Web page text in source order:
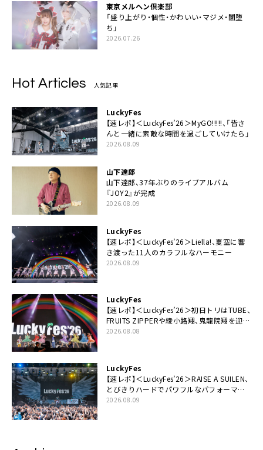
東京メルヘン倶楽部
「盛り上がり・個性・かわいい・マジメ・闇堕
ち」
2026.07.26
Hot Articles 人気記事
LuckyFes
【速レポ】＜LuckyFes’26＞MyGO!!!!!、「皆さ
んと一緒に素敵な時間を過ごしていけたら」
2026.08.09
山下達郎
山下達郎、37年ぶりのライブアルバム
『JOY2』が完成
2026.08.09
LuckyFes
【速レポ】＜LuckyFes’26＞Liella!、夏空に響
き渡った11人のカラフルなハーモニー
2026.08.09
LuckyFes
【速レポ】＜LuckyFes’26＞初日トリはTUBE、
FRUITS ZIPPERや綾小路翔、鬼龍院翔を迎え
た豪華コラボも「知ってたらぜひ一緒に歌っ
2026.08.08
LuckyFes
【速レポ】＜LuckyFes’26＞RAISE A SUILEN、
とびきりハードでパワフルなパフォーマン
ス「一緒に踊っていただけますか？」
2026.08.09